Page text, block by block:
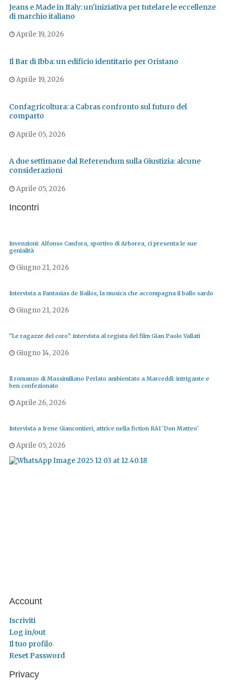
Jeans e Made in Italy: un'iniziativa per tutelare le eccellenze
di marchio italiano
Aprile 19, 2026
Il Bar di Ibba: un edificio identitario per Oristano
Aprile 19, 2026
Confagricoltura: a Cabras confronto sul futuro del
comparto
Aprile 05, 2026
A due settimane dal Referendum sulla Giustizia: alcune
considerazioni
Aprile 05, 2026
Incontri
Invenzioni: Alfonso Canfora, sportivo di Arborea, ci presenta le sue
genialità
Giugno 21, 2026
Intervista a Fantasias de Ballos, la musica che accompagna il ballo sardo
Giugno 21, 2026
"Le ragazze del coro": intervista al regista del film Gian Paolo Vallati
Giugno 14, 2026
Il romanzo di Massimiliano Perlato ambientato a Marceddì: intrigante e
ben confezionato
Aprile 26, 2026
Intervista a Irene Giancontieri, attrice nella fiction RAI 'Don Matteo'
Aprile 05, 2026
Account
Iscriviti
Log in/out
Il tuo profilo
Reset Password
Privacy